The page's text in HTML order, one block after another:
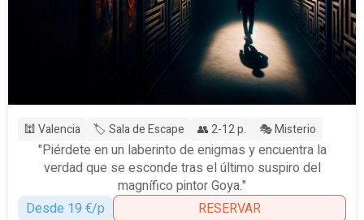
🕍 Valencia 🏷️ Sala de Escape 👥 2-12 p. 🎭 Misterio
"Piérdete en un laberinto de enigmas y encuentra la
verdad que se esconde tras el último suspiro del
magnífico pintor Goya."
Desde 19 €/p
RESERVAR